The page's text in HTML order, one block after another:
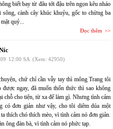
biết bay từ đâu tới đậu trên ngọn kêu nháo
cành cây khúc khuỷu, gốc to chừng ba
quỷ...
Đọc thêm
12:00 SA (Xem: 42950)
chứ chỉ cần vẫy tay thì mông Trang tôi
được ngay, đã muốn thổn thức thì sao không
chỗ cho tiện, từ xa để làm gì. Nhưng tình cảm
có đơn giản như vậy, cho tôi diêm dúa một
thích chó thích mèo, vì tình cảm nó đơn giản.
ông đàn bà, vì tình cảm nó phức tạp.